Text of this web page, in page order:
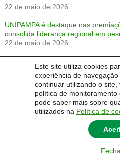
Este site utiliza cookies
experiência de
continuar utilizando o site,
política de monitoramento
pode saber mais sobre
utilizados na Política de
22 de maio de 2026
UNIPAMPA é destaque nas
consolida liderança regional em
22 de maio de 2026
22 de maio de 2026
Premiações no SBSeg 2024!
4 de outubro de 2024
© 2014 Universidade Federal do Pampa